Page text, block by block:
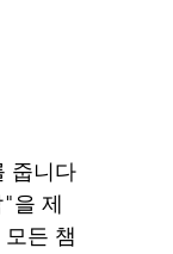
줍니다
을 제
든 챔